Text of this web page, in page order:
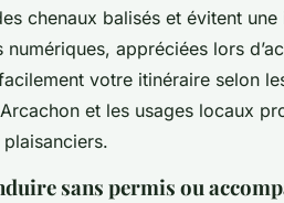
chenaux balisés et évitent
appréciées lors
votre itinéraire selon
et les usages locaux
sans permis ou